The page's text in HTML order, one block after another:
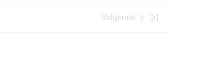
Volgende